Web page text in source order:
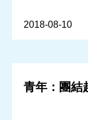
2018-08-10
青年：團結